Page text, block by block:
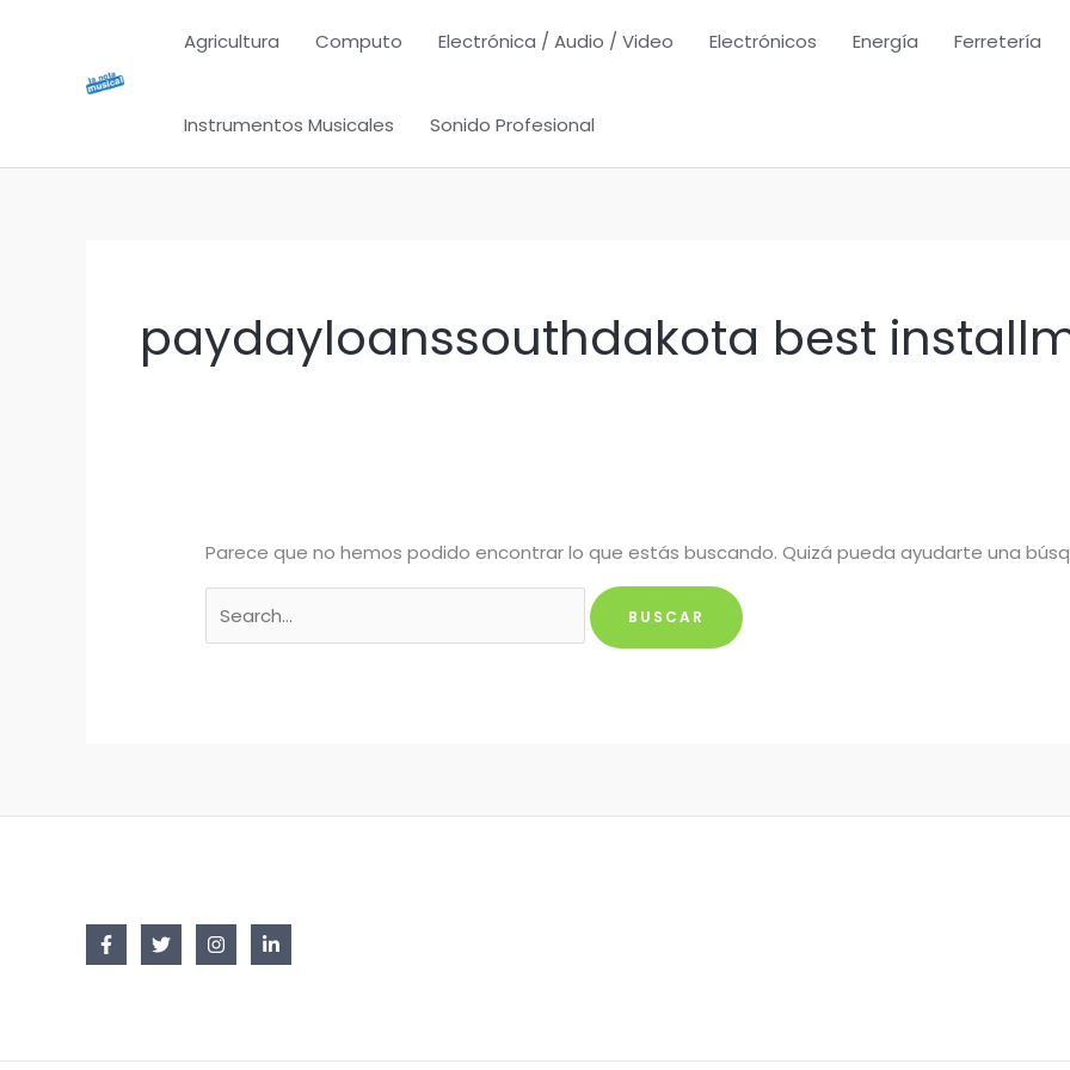
contenido
Agricultura Computo Electrónica / Audio / Video Electrónicos Energía Ferretería
Instrumentos Musicales Sonido Profesional
paydayloanssouthdakota best
Parece que no hemos podido encontrar lo que estás buscando. Quizá pueda ayudarte una